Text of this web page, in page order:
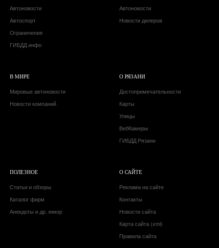
Автоновости
Автоспорт
Ограничения
ГИБДД инфо
Автоновости
Новости дилеров
В МИРЕ
Мировые автоновости
Новости компаний
О РЯЗАНИ
Достопримечательности
Карты
Улицы
ВебКамеры
ГИБДД Рязани
ПОЛЕЗНОЕ
Статьи и обзоры
Каталог фирм
Анекдоты и др. юмор
О САЙТЕ
Реклама на сайте
Контакты
Новости сайта
Карта сайта (xml)
Правила сайта